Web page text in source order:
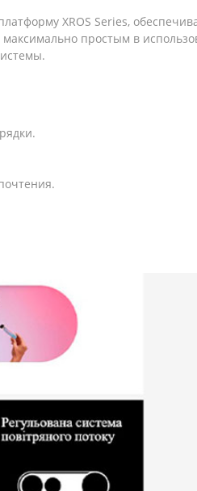
XROS Series,
максимально простым в